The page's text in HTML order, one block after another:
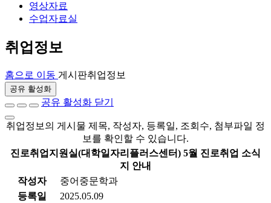
영상자료
수업자료실
취업정보
홈으로 이동 게시판취업정보
공유 활성화
공유 활성화 닫기
취업정보의 게시물 제목, 작성자, 등록일, 조회수, 첨부파일 정
보를 확인할 수 있습니다.
진로취업지원실(대학일자리플러스센터) 5월 진로취업 소식
지 안내
작성자
중어중문학과
등록일
2025.05.09